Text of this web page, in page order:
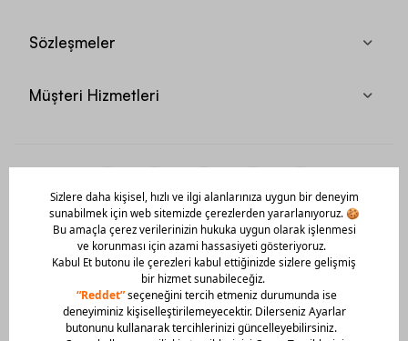
Sözleşmeler
Müşteri Hizmetleri
Mobil Uygulamamızı Hemen İndir!